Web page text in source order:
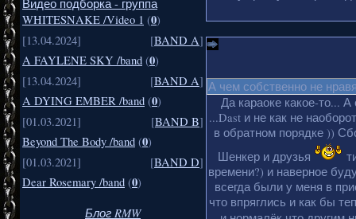
Видео подборка - группа
WHITESNAKE /Video 1 (0)
[13.04.2024]
[BAND A]
A FAYLENE SKY /band (0)
[13.04.2024]
[BAND A]
A DYING EMBER /band (0)
[01.03.2021]
[BAND B]
Beyond The Body /band (0)
[01.03.2021]
[BAND D]
Dear Rosemary /band (0)
Блог RMW
А чем собственно не
Да караоке какое-то...
...Dast и не как не
в обратном порядке ))
Шенкер и друзья
времени?) и наверное
всегда были у меня в
что впряглись и как бы